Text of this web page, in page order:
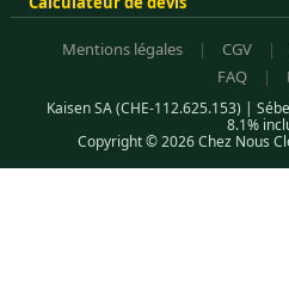
Mentions légales | CGV |
FAQ
|
Kaisen SA (CHE-112.625.153) |
8.1%
Copyright © 2026 Chez Nous